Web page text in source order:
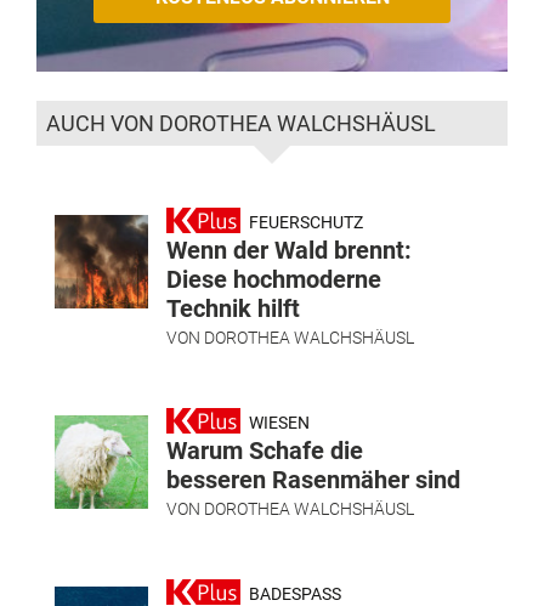
AUCH VON DOROTHEA WALCHSHÄUSL
FEUERSCHUTZ
Wenn der Wald brennt:
Diese hochmoderne
Technik hilft
VON DOROTHEA WALCHSHÄUSL
WIESEN
Warum Schafe die
besseren Rasenmäher sind
VON DOROTHEA WALCHSHÄUSL
BADESPASS